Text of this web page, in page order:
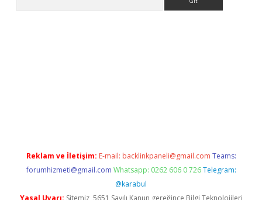
Reklam ve İletişim: E-mail: backlinkpaneli@gmail.com Teams:
forumhizmeti@gmail.com Whatsapp: 0262 606 0 726 Telegram:
@karabul
Yasal Uyarı: Sitemiz, 5651 Sayılı Kanun gereğince Bilgi Teknolojileri